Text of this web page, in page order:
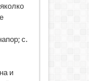
с.
и